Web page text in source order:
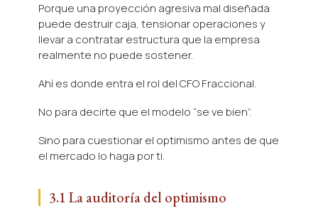
Porque una proyección agresiva mal diseñada
puede destruir caja, tensionar operaciones y
llevar a contratar estructura que la empresa
realmente no puede sostener.
Ahí es donde entra el rol del CFO Fraccional.
No para decirte que el modelo “se ve bien”.
Sino para cuestionar el optimismo antes de que
el mercado lo haga por ti.
3.1 La auditoría del optimismo